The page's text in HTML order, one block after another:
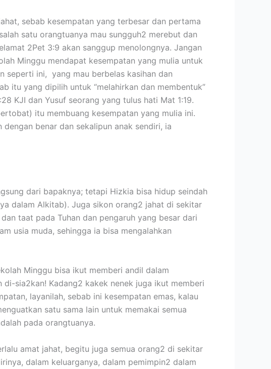
sebab kesempatan yang terbesar dan pertama
satu orangtuanya mau sungguh2 merebut dan
2Pet 3:9 akan sanggup menolongnya. Jangan
Minggu mendapat kesempatan yang mulia untuk
seperti ini, yang mau berbelas kasihan dan
itu yang dipilih untuk “melahirkan dan membentuk”
KJI dan Yusuf seorang yang tulus hati Mat 1:19.
itu membuang kesempatan yang mulia ini.
benar dan sekalipun anak sendiri, ia
dari bapaknya; tetapi Hizkia bisa hidup seindah
dalam Alkitab). Juga sikon orang2 jahat di sekitar
taat pada Tuhan dan pengaruh yang besar dari
usia muda, sehingga ia bisa mengalahkan
Minggu bisa ikut memberi andil dalam
sia2kan! Kadang2 kakek nenek juga ikut memberi
layanilah, sebab ini kesempatan emas, kalau
satu sama lain untuk memakai semua
pada orangtuanya.
amat jahat, begitu juga semua orang2 di sekitar
dalam keluarganya, dalam pemimpin2 dalam